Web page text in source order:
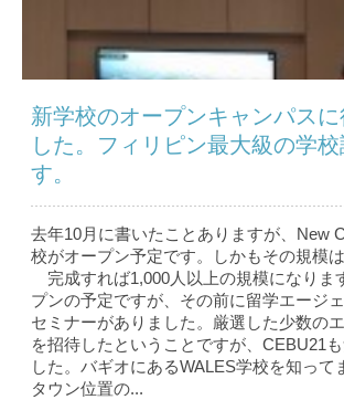
新学校のオープンキャンパスに
した。フィリピン最大級の学
す。
去年10月に書いたことありますが、New
校がオープン予定です。しかもその規模
完成すれば1,000人以上の規模になりま
プンの予定ですが、その前に留学エージ
セミナーがありました。厳選した少数の
を招待したということですが、CEBU21
した。バギオにあるWALES学校を知って
タウン位置の...